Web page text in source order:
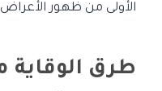
الأولى من ظهور الأعراض
طرق الوقاية